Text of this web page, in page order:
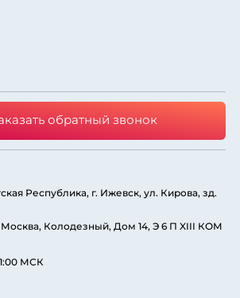
обратный звонок
Республика, г. Ижевск, ул. Кирова, зд.
Москва, Колодезный, Дом 14, Э 6 П XIII КОМ
МСК